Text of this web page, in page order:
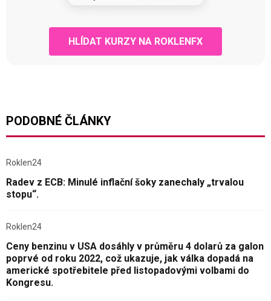
HLÍDAT KURZY NA ROKLENFX
PODOBNÉ ČLÁNKY
Roklen24
Radev z ECB: Minulé inflační šoky zanechaly „trvalou
stopu“.
Roklen24
Ceny benzinu v USA dosáhly v průměru 4 dolarů za galon
poprvé od roku 2022, což ukazuje, jak válka dopadá na
americké spotřebitele před listopadovými volbami do
Kongresu.